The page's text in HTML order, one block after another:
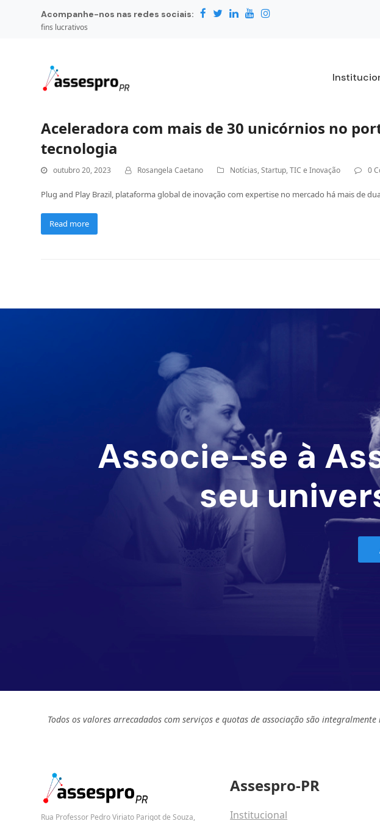
Acompanhe-nos nas redes sociais:
fins lucrativos
Aceleradora com mais de 30 unicórnios no
tecnologia
outubro 20, 2023 Rosangela Caetano Notícias,Startup,TIC e Inovação 0
Plug and Play Brazil, plataforma global de inovação com expertise no mercado há mais de
Read more
Associe-se à
seu
Todos os valores arrecadados com serviços e quotas de associação são
Rua Professor Pedro Viriato Parigot de Souza,
Assespro-PR
Institucional